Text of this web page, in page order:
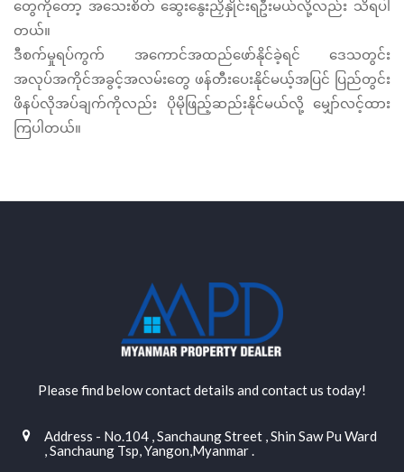
တွေကိုတော့ အသေးစိတ် ဆွေးနွေးညှိနှိုင်းရဦးမယ်လို့လည်း သိရပါ
တယ်။
ဒီစက်မှုရပ်ကွက်
အကောင်အထည်ဖော်နိုင်ခဲ့ရင်
ဒေသတွင်း
အလုပ်အကိုင်အခွင့်အလမ်းတွေ ဖန်တီးပေးနိုင်မယ့်အပြင် ပြည်တွင်း
ဖိနပ်လိုအပ်ချက်ကိုလည်း
ပိုမိုဖြည့်ဆည်းနိုင်မယ်လို့
မျှော်လင့်ထား
ကြပါတယ်။
Please find below contact details and contact us today!
Address - No.104 , Sanchaung Street , Shin Saw Pu Ward
, Sanchaung Tsp, Yangon,Myanmar .